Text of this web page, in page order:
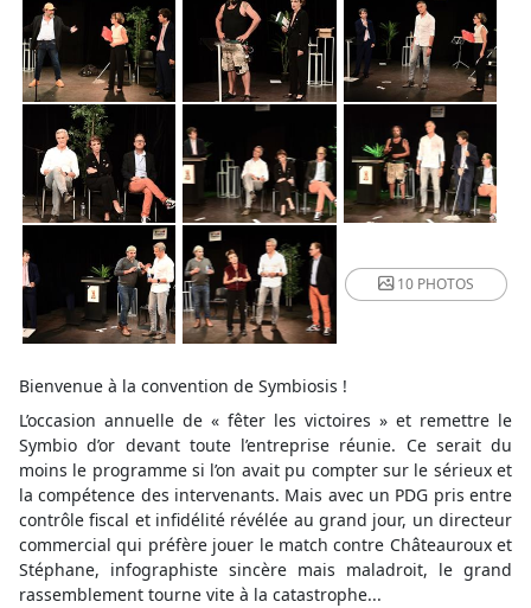
10 PHOTOS
Bienvenue à la convention de Symbiosis !
L’occasion annuelle de « fêter les victoires » et remettre le
Symbio d’or devant toute l’entreprise réunie. Ce serait du
moins le programme si l’on avait pu compter sur le sérieux et
la compétence des intervenants. Mais avec un PDG pris entre
contrôle fiscal et infidélité révélée au grand jour, un directeur
commercial qui préfère jouer le match contre Châteauroux et
Stéphane, infographiste sincère mais maladroit, le grand
rassemblement tourne vite à la catastrophe...